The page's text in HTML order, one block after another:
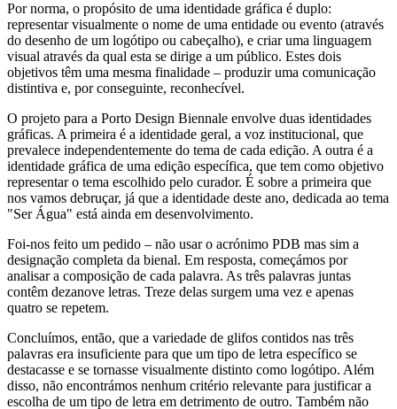
Por norma, o propósito de uma identidade gráfica é duplo:
representar visualmente o nome de uma entidade ou evento (através
do desenho de um logótipo ou cabeçalho), e criar uma linguagem
visual através da qual esta se dirige a um público. Estes dois
objetivos têm uma mesma finalidade – produzir uma comunicação
distintiva e, por conseguinte, reconhecível.
O projeto para a Porto Design Biennale envolve duas identidades
gráficas. A primeira é a identidade geral, a voz institucional, que
prevalece independentemente do tema de cada edição. A outra é a
identidade gráfica de uma edição específica, que tem como objetivo
representar o tema escolhido pelo curador. É sobre a primeira que
nos vamos debruçar, já que a identidade deste ano, dedicada ao tema
"Ser Água" está ainda em desenvolvimento.
Foi-nos feito um pedido – não usar o acrónimo PDB mas sim a
designação completa da bienal. Em resposta, começámos por
analisar a composição de cada palavra. As três palavras juntas
contêm dezanove letras. Treze delas surgem uma vez e apenas
quatro se repetem.
Concluímos, então, que a variedade de glifos contidos nas três
palavras era insuficiente para que um tipo de letra específico se
destacasse e se tornasse visualmente distinto como logótipo. Além
disso, não encontrámos nenhum critério relevante para justificar a
escolha de um tipo de letra em detrimento de outro. Também não